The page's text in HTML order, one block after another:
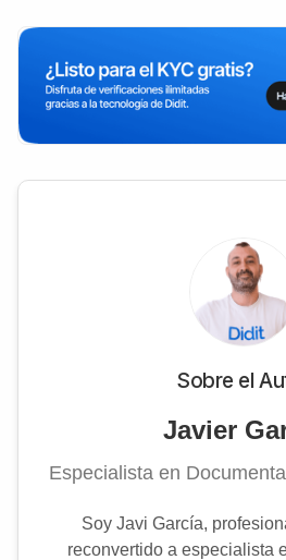
Sobre el
Javier
Especialista en
Soy Javi García,
reconvertido a especialista